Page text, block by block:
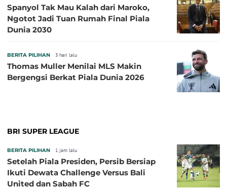
Spanyol Tak Mau Kalah dari Maroko,
Ngotot Jadi Tuan Rumah Final Piala
Dunia 2030
BERITA PILIHAN 3 hari lalu
Thomas Muller Menilai MLS Makin
Bergengsi Berkat Piala Dunia 2026
BRI SUPER LEAGUE
BERITA PILIHAN 1 jam lalu
Setelah Piala Presiden, Persib Bersiap
Ikuti Dewata Challenge Versus Bali
United dan Sabah FC